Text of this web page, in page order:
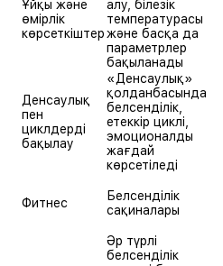
Ұйқы және
өмірлік
көрсеткіштер
алу, білезік
температурасы
және басқа да
параметрлер
бақыланады
Денсаулық
пен
циклдерді
бақылау
«Денсаулық»
қолданбасында
белсенділік,
етеккір циклі,
эмоционалды
жағдай
көрсетіледі
Фитнес
Белсенділік
сақиналары
Әр түрлі
белсенділік